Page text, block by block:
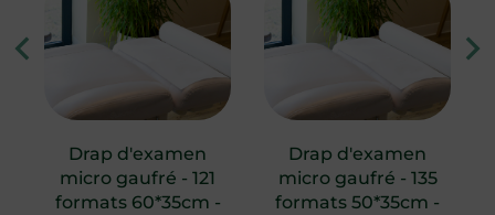
Drap d'examen
micro gaufré - 121
formats 60*35cm -
Drap d'examen
micro gaufré - 135
formats 50*35cm -